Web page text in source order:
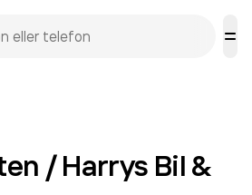
/ Harrys Bil &